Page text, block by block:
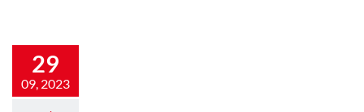
29
09, 2023